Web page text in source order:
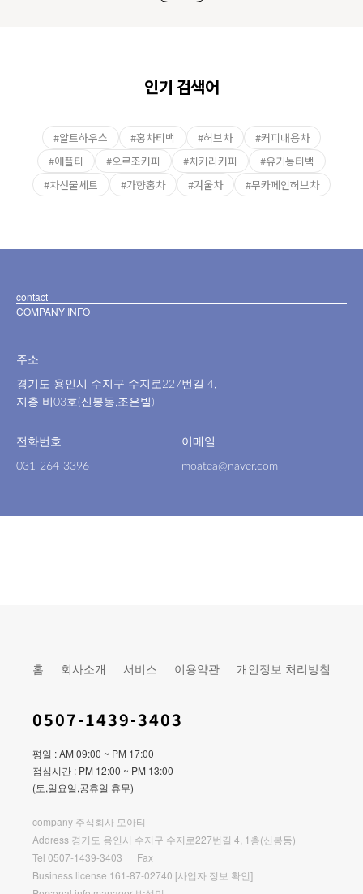
인기 검색어
#알트하우스 #홍차티백 #허브차
#커피대용차
#애플티
#오르조커피 #치커리커피
#유기농티백
#차선물세트
#가향홍차 #겨울차 #무카페인허브차
contact
COMPANY INFO
주소
경기도 용인시 수지구 수지로227번길 4,
지층 비03호(신봉동,조은빌)
전화번호
031-264-3396
이메일
moatea@naver.com
홈 회사소개 서비스 이용약관 개인정보 처리방침
0507-1439-3403
평일 : AM 09:00 ~ PM 17:00
점심시간 : PM 12:00 ~ PM 13:00
(토,일요일,공휴일 휴무)
company 주식회사 모아티
Address 경기도 용인시 수지구 수지로227번길 4, 1층(신봉동)
Tel 0507-1439-3403
Fax
Business license 161-87-02740 [사업자 정보 확인]